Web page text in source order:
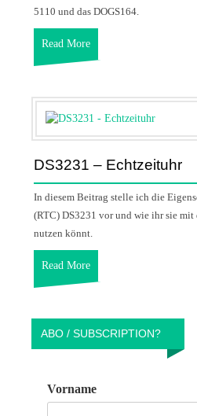
5110 und das DOGS164.
Read More
DS3231 – Echtzeituhr
In diesem Beitrag stelle ich die
(RTC) DS3231 vor und wie ihr sie
nutzen könnt.
Read More
ABO / SUBSCRIPTION?
Vorname